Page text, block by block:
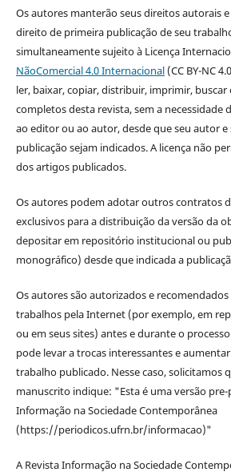
Os autores manterão seus direitos autorais
direito de primeira publicação de seu
simultaneamente sujeito à Licença
NãoComercial 4.0 Internacional(CC BY-NC
ler, baixar, copiar, distribuir, imprimir,
completos desta revista, sem a necessidade
ao editor ou ao autor, desde que seu autor
publicação sejam indicados. A licença não
dos artigos publicados.
Os autores podem adotar outros contratos
exclusivos para a distribuição da versão da
depositar em repositório institucional ou
monográfico) desde que indicada a
Os autores são autorizados e
trabalhos pela Internet (por exemplo, em
ou em seus sites) antes e durante o
pode levar a trocas interessantes e
trabalho publicado. Nesse caso, solicitamos
manuscrito indique: "Esta é uma versão
Informação na Sociedade Contemporânea
(https://periodicos.ufrn.br/informacao)"
A Revista Informação na Sociedade